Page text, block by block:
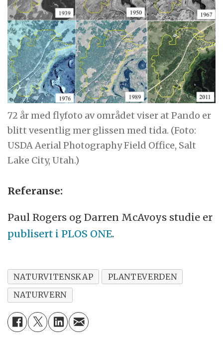
72 år med flyfoto av området viser at Pando er
blitt vesentlig mer glissen med tida. (Foto:
USDA Aerial Photography Field Office, Salt
Lake City, Utah.)
Referanse:
Paul Rogers og Darren McAvoys studie er
publisert i PLOS ONE.
NATURVITENSKAP
PLANTEVERDEN
NATURVERN